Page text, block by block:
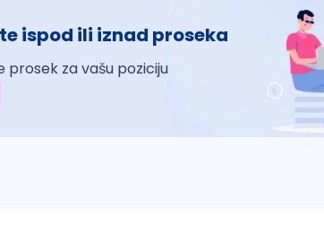
ispod ili iznad proseka
prosek za vašu poziciju